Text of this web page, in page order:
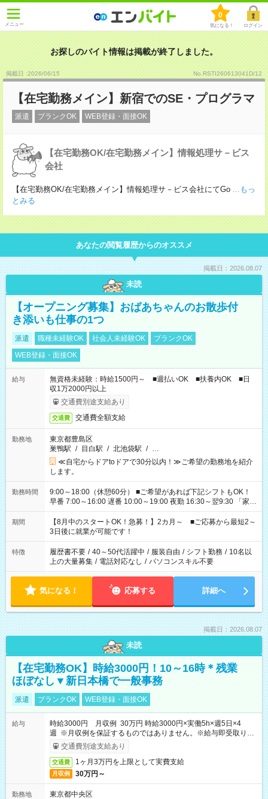
メニュー
0
気になる！ ログイン
お探しのバイト情報は掲載が終了しました。
掲載日 :2026/06/15 No.RSTI260613041D/12
【在宅勤務メイン】新宿でのSE・プログラマ
派遣 ブランクOK WEB登録・面接OK
【在宅勤務OK/在宅勤務メイン】情報処理サ－ビス
会社
【在宅勤務OK/在宅勤務メイン】情報処理サ－ビス会社にてGo ...もっ
とみる
あなたの閲覧履歴からのオススメ
掲載日：2026.08.07
未読
【オープニング募集】おばあちゃんのお散歩付
き添いも仕事の1つ
派遣 職種未経験OK 社会人未経験OK
ブランクOK
WEB登録・面接OK
給与
無資格未経験：時給1500円～ ■週払いOK ■扶養内OK ■日
収1万2000円以上
交通費別途支給あり
交通費 交通費全額支給
勤務地
東京都豊島区
巣鴨駅 / 目白駅 / 北池袋駅 / …
≪自宅からドアtoドアで30分以内！≫ご希望の勤務地を紹介
します。
勤務時間
9:00～18:00（休憩60分） ■ご希望があれば下記シフトもOK！
早番 7:00～16:00 遅番 10:00～19:00 夜勤 16:30～翌9:30 「家族
と休みを合わせたい」 「余裕を持って夕飯の準備がしたい」
「できれば残業はしたくない」 など、ご希望を教えてください
ね。 ※Wワーク希望の方へ 今ご覧のお仕事で希望する勤務時間
と、もう1つのお仕事の勤務時間。 合計で週40時間を超える場
合は応募できません。
期間
【8月中のスタートOK！急募！】2カ月～ ■ご応募から最短2～
3日後に就業が可能です！
特徴 履歴書不要 / 40～50代活躍中 / 服装自由 / シフト勤務 / 10名以
上の大量募集 / 電話対応なし / パソコンスキル不要
気になる！ 応募する 詳細へ
掲載日：2026.08.07
未読
【在宅勤務OK】時給3000円！10～16時＊残業
ほぼなし▼新日本橋で一般事務
派遣 ブランクOK WEB登録・面接OK
給与
時給3000円 月収例 30万円 時給3000円×実働5h×週5日×4
週 ※月収例を保証するものではありません。※給与即受取りサ
ービス利用可（利用条件有）
交通費別途支給あり
交通費 1ヶ月3万円を上限として実費支給
月収例 30万円～
勤務地
東京都中央区